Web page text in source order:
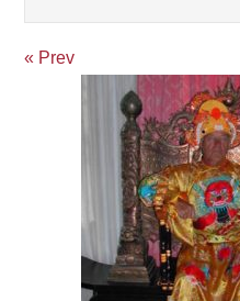
« Prev